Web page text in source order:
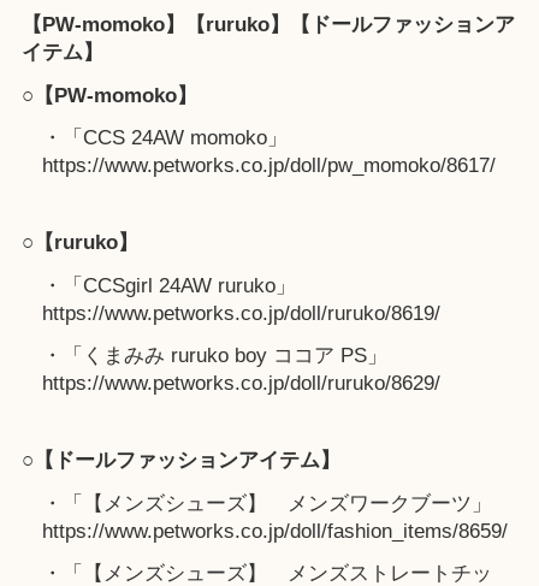
【PW-momoko】【ruruko】【ドールファッションア
イテム】
○【PW-momoko】
・「CCS 24AW momoko」
https://www.petworks.co.jp/doll/pw_momoko/8617/
○【ruruko】
・「CCSgirl 24AW ruruko」
https://www.petworks.co.jp/doll/ruruko/8619/
・「くまみみ ruruko boy ココア PS」
https://www.petworks.co.jp/doll/ruruko/8629/
○【ドールファッションアイテム】
・「【メンズシューズ】 メンズワークブーツ」
https://www.petworks.co.jp/doll/fashion_items/8659/
・「【メンズシューズ】 メンズストレートチッ